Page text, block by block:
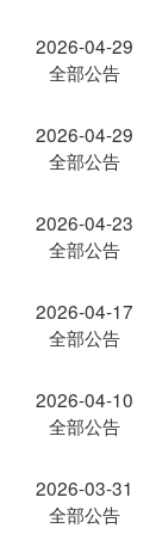
2026-04-29
全部公告
2026-04-29
全部公告
2026-04-23
全部公告
2026-04-17
全部公告
2026-04-10
全部公告
2026-03-31
全部公告